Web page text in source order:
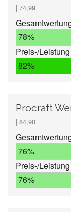
| 74,99
78%
Preis-/Leistung
82%
Procraft
| 84,90
76%
Preis-/Leistung
76%